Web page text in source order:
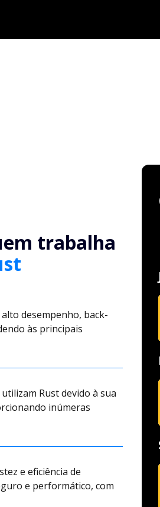
trabalha
desempenho, back-
às principais
Rust devido à sua
inúmeras
e eficiência de
e performático, com